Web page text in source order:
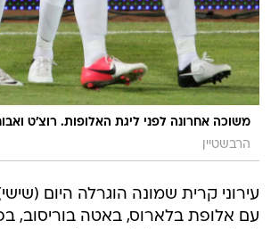
משוכה אחרונה לפני ליגת האלופות. רוצ'ט
הרבשטיין
עירוני קרית שמונה הוגרלה היום
עם אלופת בלארוס, באטה בוריסוב,